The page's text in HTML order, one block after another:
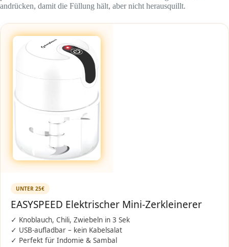
andrücken, damit die Füllung hält, aber nicht herausquillt.
UNTER 25€
EASYSPEED Elektrischer Mini-Zerkleinerer
✓ Knoblauch, Chili, Zwiebeln in 3 Sek
✓ USB-aufladbar – kein Kabelsalat
✓ Perfekt für Indomie & Sambal